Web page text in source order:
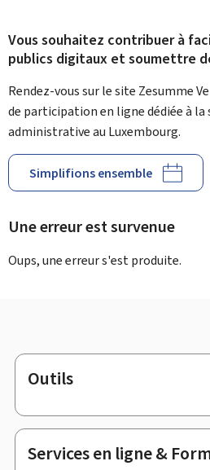
Vous souhaitez contribuer à
publics digitaux et soumettre
Rendez-vous sur le site Zesumme
de participation en ligne dédiée à
administrative au Luxembourg.
Simplifions ensemble
Une erreur est survenue
Oups, une erreur s'est produite.
Pied
de
page
Outils
Services en ligne &